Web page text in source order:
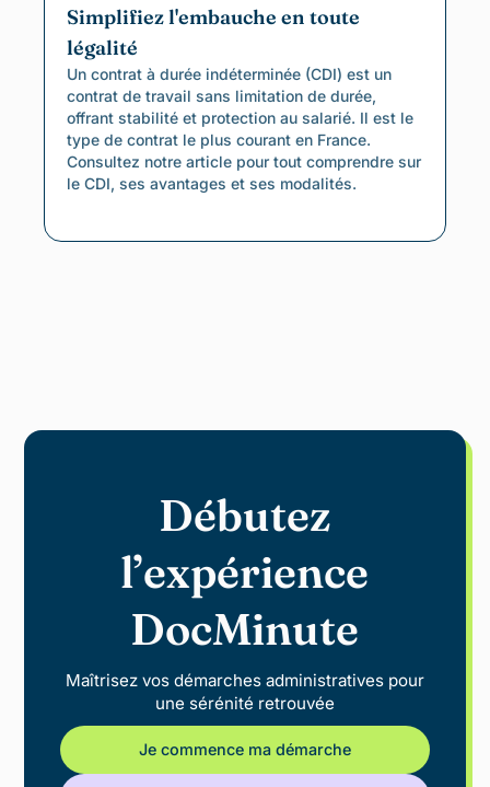
Simplifiez l'embauche en toute
légalité
Un contrat à durée indéterminée (CDI) est un
contrat de travail sans limitation de durée,
offrant stabilité et protection au salarié. Il est le
type de contrat le plus courant en France.
Consultez notre article pour tout comprendre sur
le CDI, ses avantages et ses modalités.
Débutez
l’expérience
DocMinute
Maîtrisez vos démarches administratives pour
une sérénité retrouvée
Je commence ma démarche